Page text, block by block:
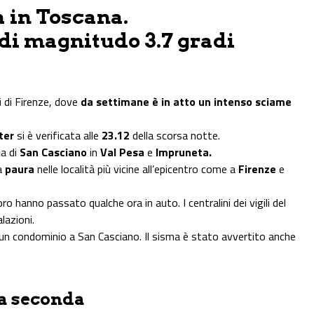
Toscana.
magnitudo 3.7 gradi
Firenze, dove da settimane è in atto un intenso sciame
si è verificata alle 23.12 della scorsa notte.
di San Cascianoin Val Pesa e Impruneta.
paura nelle località più vicine all’epicentro come a Firenze e
hanno passato qualche ora in auto. I centralini dei vigili del
condominio a San Casciano. Il sisma è stato avvertito anche
seconda